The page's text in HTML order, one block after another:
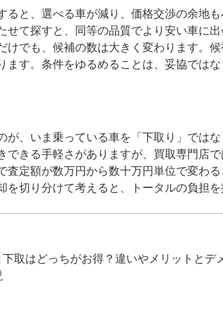
と、選べる車が減り、価格交渉の余地
て探すと、同等の品質でより安い車に
けでも、候補の数は大きく変わります。
ます。条件をゆるめることは、妥協では
が、いま乗っている車を「下取り」ではな
きる手軽さがありますが、買取専門店
査定額が数万円から数十万円単位で変わ
切り分けて考えると、トータルの負担を
取はどっちがお得？違いやメリットとデ